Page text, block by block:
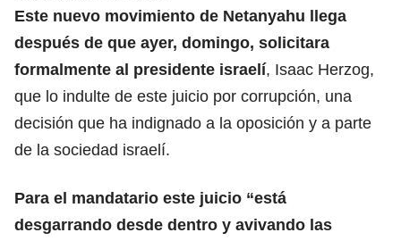
Este nuevo movimiento de Netanyahu llega
después de que ayer, domingo, solicitara
formalmente al presidente israelí, Isaac Herzog,
que lo indulte de este juicio por corrupción, una
decisión que ha indignado a la oposición y a parte
de la sociedad israelí.
Para el mandatario este juicio “está
desgarrando desde dentro y avivando las